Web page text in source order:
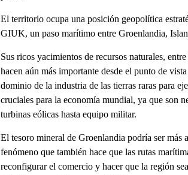
El territorio ocupa una posición geopolítica
GIUK, un paso marítimo entre Groenlandia,
Sus ricos yacimientos de recursos naturales,
hacen aún más importante desde el punto de
dominio de la industria de las tierras raras para
cruciales para la economía mundial, ya que son
turbinas eólicas hasta equipo militar.
El tesoro mineral de Groenlandia podría ser
fenómeno que también hace que las rutas
reconfigurar el comercio y hacer que la región